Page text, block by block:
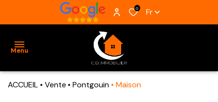
0 Fr
Menu
ACCUEIL Vente Pontgouin Maison